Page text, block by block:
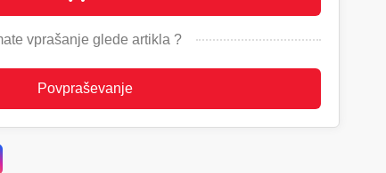
vprašanje glede artikla ?
Povpraševanje